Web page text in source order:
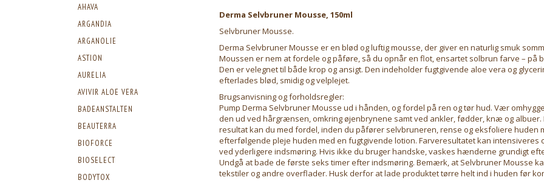
AHAVA
ARGANDIA
ARGANOLIE
ASTION
AURELIA
AVIVIR ALOE VERA
BADEANSTALTEN
BEAUTERRA
BIOFORCE
BIOSELECT
BODYTOX
Derma Selvbruner Mousse, 150ml
Selvbruner Mousse.
Derma Selvbruner Mousse er en blød og luftig mousse, der giver en naturlig smuk
Moussen er nem at fordele og påføre, så du opnår en flot, ensartet solbrun farve – på
Den er velegnet til både krop og ansigt. Den indeholder fugtgivende aloe vera og
efterlades blød, smidig og velplejet.
Brugsanvisning og forholdsregler:
Pump Derma Selvbruner Mousse ud i hånden, og fordel på ren og tør hud. Vær
den ud ved hårgrænsen, omkring øjenbrynene samt ved ankler, fødder, knæ og albuer.
resultat kan du med fordel, inden du påfører selvbruneren, rense og eksfoliere huden
efterfølgende pleje huden med en fugtgivende lotion. Farveresultatet kan intensiveres
ved yderligere indsmøring. Hvis ikke du bruger handske, vaskes hænderne grundigt
Undgå at bade de første seks timer efter indsmøring. Bemærk, at Selvbruner Mousse
tekstiler og andre overflader. Husk derfor at lade produktet tørre helt ind i huden før